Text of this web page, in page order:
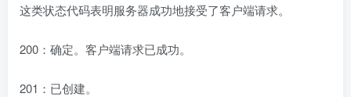
这类状态代码表明服务器成功地接受了客户端请求。
200：确定。客户端请求已成功。
201：已创建。